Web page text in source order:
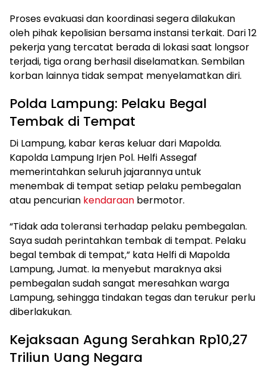
Proses evakuasi dan koordinasi segera dilakukan
oleh pihak kepolisian bersama instansi terkait. Dari 12
pekerja yang tercatat berada di lokasi saat longsor
terjadi, tiga orang berhasil diselamatkan. Sembilan
korban lainnya tidak sempat menyelamatkan diri.
Polda Lampung: Pelaku Begal
Tembak di Tempat
Di Lampung, kabar keras keluar dari Mapolda.
Kapolda Lampung Irjen Pol. Helfi Assegaf
memerintahkan seluruh jajarannya untuk
menembak di tempat setiap pelaku pembegalan
atau pencurian kendaraan bermotor.
“Tidak ada toleransi terhadap pelaku pembegalan.
Saya sudah perintahkan tembak di tempat. Pelaku
begal tembak di tempat,” kata Helfi di Mapolda
Lampung, Jumat. Ia menyebut maraknya aksi
pembegalan sudah sangat meresahkan warga
Lampung, sehingga tindakan tegas dan terukur perlu
diberlakukan.
Kejaksaan Agung Serahkan Rp10,27
Triliun Uang Negara